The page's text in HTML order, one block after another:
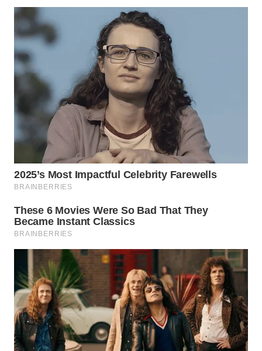
ADVOKAT
WAHANA
INFRASTRUKTUR
WAHANA
KONSUMEN
WAHANA
LISTRIK
WAHANA
TRAVEL
WAHANA
TV
WAHANANEWS
ID
WAHANANEWS
CO ID
WAHANANEWS